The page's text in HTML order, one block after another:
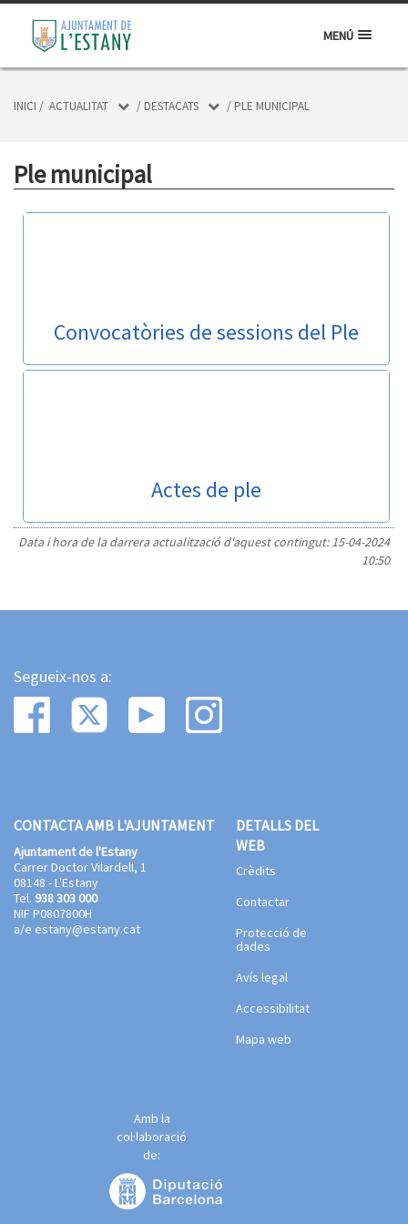
MENÚ
INICI / ACTUALITAT / DESTACATS / PLE MUNICIPAL
Ple municipal
Convocatòries de sessions del Ple
Actes de ple
Data i hora de la darrera actualització d'aquest contingut:15-04-2024
10:50
Segueix-nos a:
CONTACTA AMB L'AJUNTAMENT
Ajuntament de l'Estany
Carrer Doctor Vilardell, 1
08148 - L'Estany
Tel. 938 303 000
NIF P0807800H
a/e estany@estany.cat
DETALLS DEL
WEB
Crèdits
Contactar
Protecció de
dades
Avís legal
Accessibilitat
Mapa web
Amb la
col·laboració
de: